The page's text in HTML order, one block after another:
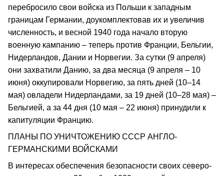
перебросило свои войска из Польши к западным
границам Германии, доукомплектовав их и увеличив
численность, и весной 1940 года начало вторую
военную кампанию – теперь против Франции, Бельгии,
Нидерландов, Дании и Норвегии. За сутки (9 апреля)
они захватили Данию, за два месяца (9 апреля – 10
июня) оккупировали Норвегию, за пять дней (10–14
мая) овладели Нидерландами, за 19 дней (10–28 мая) –
Бельгией, а за 44 дня (10 мая – 22 июня) принудили к
капитуляции Францию.
ПЛАНЫ ПО УНИЧТОЖЕНИЮ СССР АНГЛО-
ГЕРМАНСКИМИ ВОЙСКАМИ
В интересах обеспечения безопасности своих северо-